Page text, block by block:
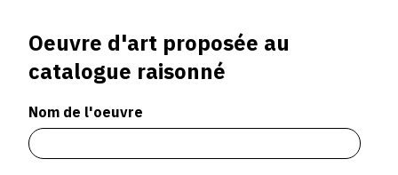
Oeuvre d'art proposée au
catalogue raisonné
Nom de l'oeuvre